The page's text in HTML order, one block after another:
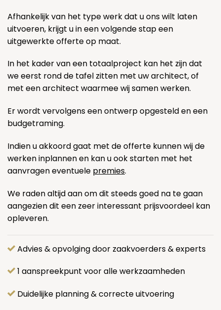
Afhankelijk van het type werk dat u ons wilt laten
uitvoeren, krijgt u in een volgende stap een
uitgewerkte offerte op maat.
In het kader van een totaalproject kan het zijn dat
we eerst rond de tafel zitten met uw architect, of
met een architect waarmee wij samen werken.
Er wordt vervolgens een ontwerp opgesteld en een
budgetraming.
Indien u akkoord gaat met de offerte kunnen wij de
werken inplannen en kan u ook starten met het
aanvragen eventuele premies.
We raden altijd aan om dit steeds goed na te gaan
aangezien dit een zeer interessant prijsvoordeel kan
opleveren.
Advies & opvolging door zaakvoerders & experts
1 aanspreekpunt voor alle werkzaamheden
Duidelijke planning & correcte uitvoering